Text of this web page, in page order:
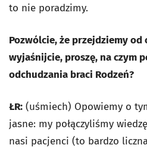
to nie poradzimy.
Pozwólcie, że przejdziemy od
wyjaśnijcie, proszę, na czym
odchudzania braci Rodzeń?
ŁR: (uśmiech) Opowiemy o
jasne: my połączyliśmy
nasi pacjenci (to bardzo